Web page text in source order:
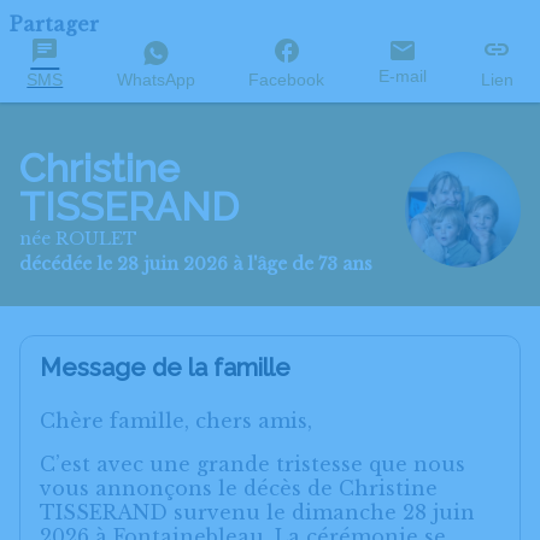
Partager
SMS WhatsApp Facebook E-mail Lien
Christine
TISSERAND
née ROULET
décédée le 28 juin 2026 à l'âge de 73 ans
Message de la famille
Chère famille, chers amis,
C’est avec une grande tristesse que nous
vous annonçons le décès de Christine
TISSERAND survenu le dimanche 28 juin